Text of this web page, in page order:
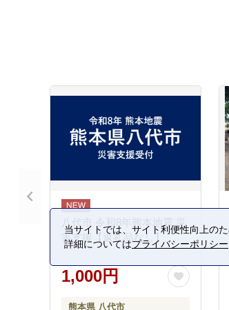
八代市 令和8年熊本地震 災
害支援【返礼品なし】
1,000円
熊本県 八代市
当サイトでは、サイト利便性向上の
詳細についてはプライバシーポリシー